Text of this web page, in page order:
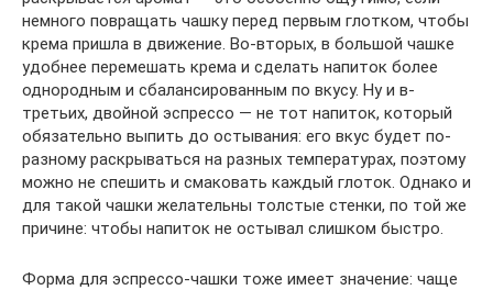
немного повращать чашку перед первым глотком, чтобы
крема пришла в движение. Во-вторых, в большой чашке
удобнее перемешать крема и сделать напиток более
однородным и сбалансированным по вкусу. Ну и в-
третьих, двойной эспрессо — не тот напиток, который
обязательно выпить до остывания: его вкус будет по-
разному раскрываться на разных температурах, поэтому
можно не спешить и смаковать каждый глоток. Однако и
для такой чашки желательны толстые стенки, по той же
причине: чтобы напиток не остывал слишком быстро.
Форма для эспрессо-чашки тоже имеет значение: чаще